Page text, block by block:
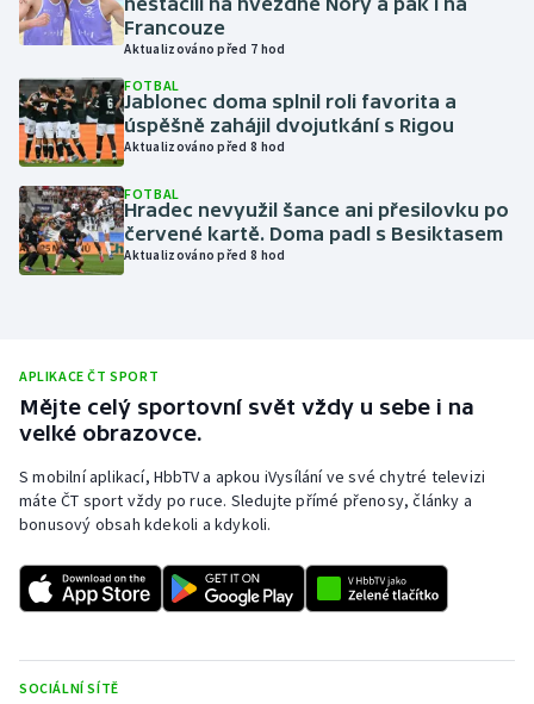
Moderní pětiboj
Motorsport
Olympijské hry
Parasport
Plavání
Rychlostní kanoistika
Short track
Stolní tenis
Francouze
Aktualizováno před 7 hod
FOTBAL
Jablonec doma splnil roli favorita a
úspěšně zahájil dvojutkání s Rigou
Aktualizováno před 8 hod
FOTBAL
Hradec nevyužil šance ani přesilovku po
červené kartě. Doma padl s Besiktasem
Aktualizováno před 8 hod
APLIKACE ČT SPORT
Mějte celý sportovní svět vždy u sebe i na
velké obrazovce.
S mobilní aplikací, HbbTV a apkou iVysílání ve své chytré televizi
máte ČT sport vždy po ruce. Sledujte přímé přenosy, články a
bonusový obsah kdekoli a kdykoli.
SOCIÁLNÍ SÍTĚ